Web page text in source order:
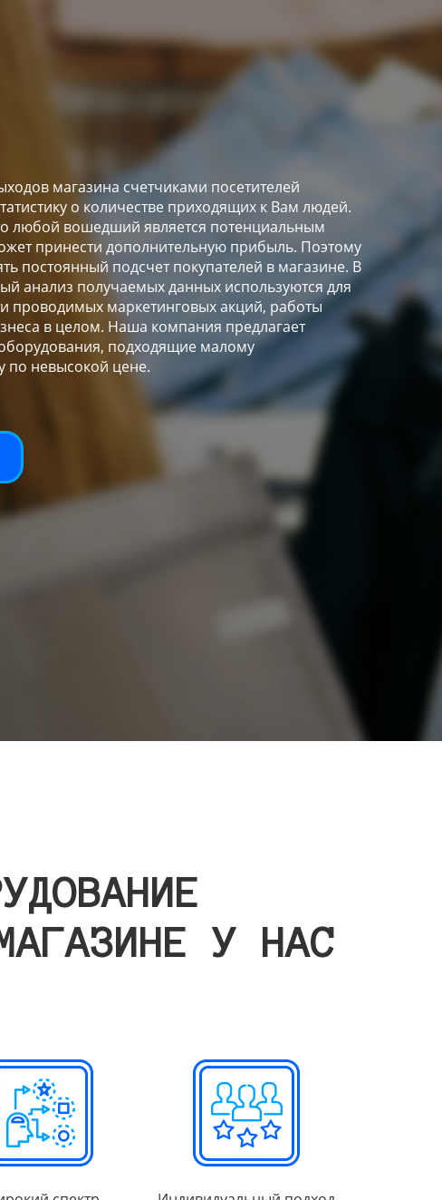
магазина счетчиками посетителей
о количестве приходящих к Вам людей.
любой вошедший является потенциальным
принести дополнительную прибыль. Поэтому
постоянный подсчет покупателей в магазине. В
анализ получаемых данных используются для
проводимых маркетинговых акций, работы
в целом. Наша компания предлагает
подходящие малому
по невысокой цене.
У НАС